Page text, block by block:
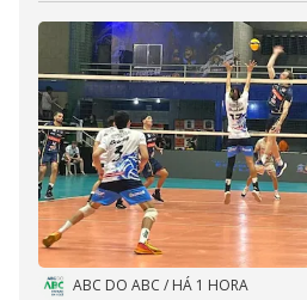
ABC DO ABC / HÁ 1 HORA